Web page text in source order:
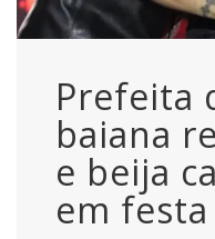
Prefeita
baiana
e beija
em festa